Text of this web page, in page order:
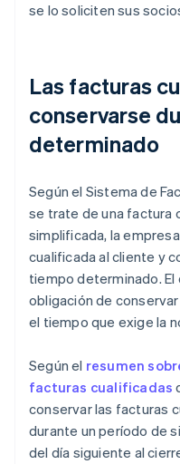
se lo soliciten sus
Las facturas
conservarse
determinado
Según el Sistema de
se trate de una factura
simplificada, la
cualificada al cliente y
tiempo determinado.
obligación de
el tiempo que exige la
Según el resumen
facturas cualificadas
conservar las facturas
durante un período de
del día siguiente al